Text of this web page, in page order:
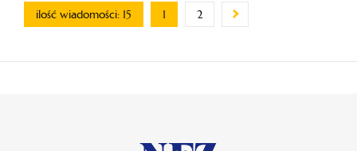
ilość wiadomości: 15 1 2